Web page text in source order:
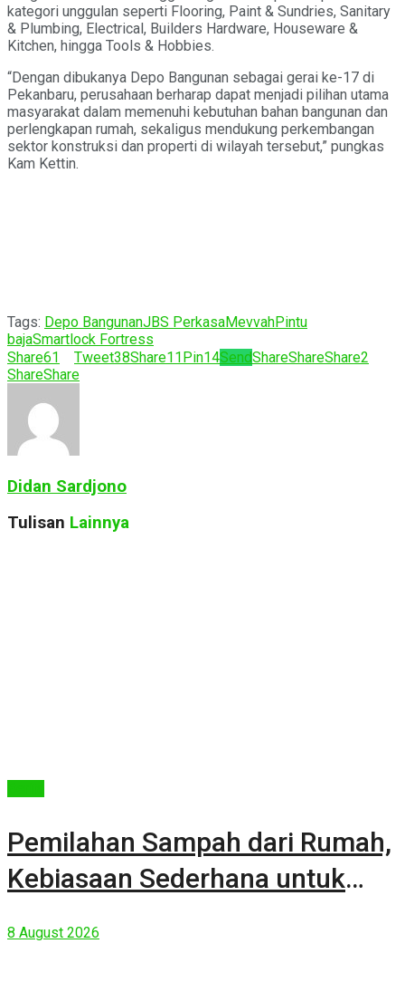
kategori unggulan seperti Flooring, Paint & Sundries, Sanitary
& Plumbing, Electrical, Builders Hardware, Houseware &
Kitchen, hingga Tools & Hobbies.
“Dengan dibukanya Depo Bangunan sebagai gerai ke-17 di
Pekanbaru, perusahaan berharap dapat menjadi pilihan utama
masyarakat dalam memenuhi kebutuhan bahan bangunan dan
perlengkapan rumah, sekaligus mendukung perkembangan
sektor konstruksi dan properti di wilayah tersebut,” pungkas
Kam Kettin.
Tags: Depo BangunanJBS PerkasaMevvahPintu
bajaSmartlock Fortress
Share61 Tweet38Share11Pin14SendShareShareShare2
ShareShare
Didan Sardjono
Tulisan Lainnya
Pemilahan Sampah dari Rumah,
Kebiasaan Sederhana untuk
8 August 2026